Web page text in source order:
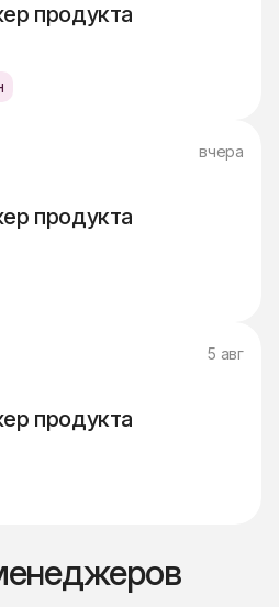
продукта
вчера
продукта
5 авг
продукта